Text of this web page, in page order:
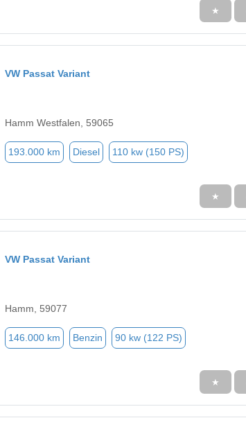
★
VW Passat Variant
Hamm Westfalen, 59065
193.000 km Diesel 110 kw (150 PS)
★
VW Passat Variant
Hamm, 59077
146.000 km Benzin 90 kw (122 PS)
★